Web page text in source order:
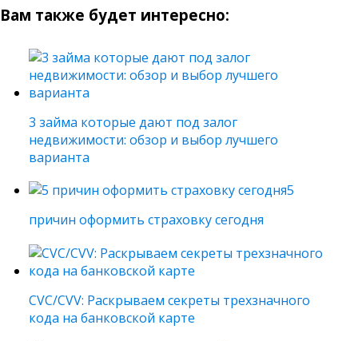
Вам также будет интересно:
3 займа которые дают под залог
недвижимости: обзор и выбор лучшего
варианта
5
причин оформить страховку сегодня
CVC/CVV: Раскрываем секреты трехзначного
кода на банковской карте